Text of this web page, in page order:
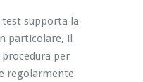
supporta la
particolare, il
per
regolarmente